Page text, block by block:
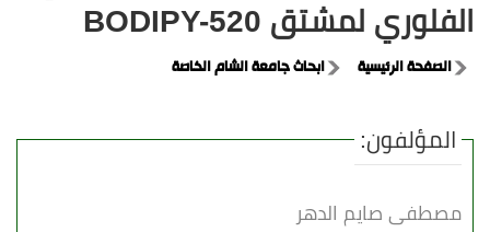
الفلوري لمشتق BODIPY-520
الصفحة الرئيسية ابحاث جامعة الشام الخاصة
المؤلفون:
مصطفى صايم الدهر